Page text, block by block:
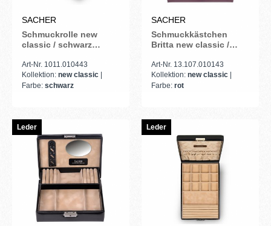
SACHER
Schmuckrolle new
classic / schwarz
Art-Nr. 1011.010443
Kollektion: new classic
Farbe: schwarz
SACHER
Schmuckkästchen
Britta new classic /
Art-Nr. 13.107.010143
Kollektion: new classic
Farbe: rot
Leder Leder